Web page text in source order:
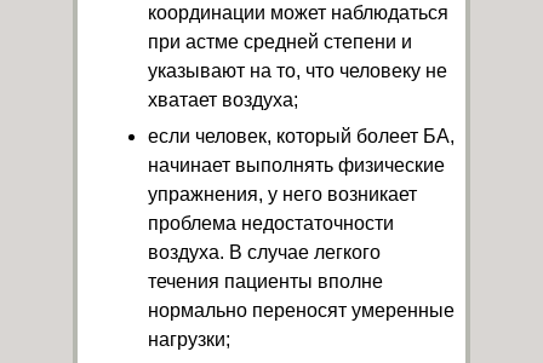
координации может наблюдаться
при астме средней степени и
указывают на то, что человеку не
хватает воздуха;
если человек, который болеет БА,
начинает выполнять физические
упражнения, у него возникает
проблема недостаточности
воздуха. В случае легкого
течения пациенты вполне
нормально переносят умеренные
нагрузки;